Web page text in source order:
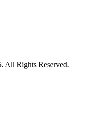
All Rights Reserved.